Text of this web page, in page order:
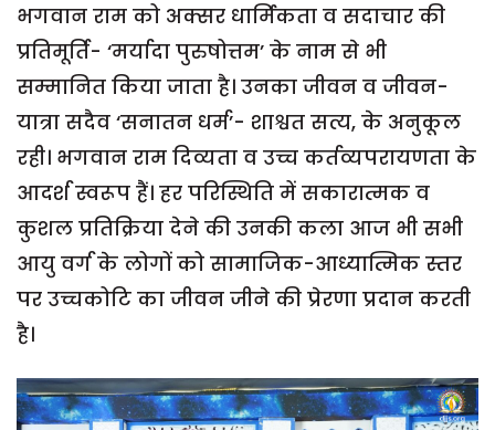
भगवान राम को अक्सर धार्मिकता व सदाचार की
प्रतिमूर्ति- ‘मर्यादा पुरुषोत्तम’ के नाम से भी
सम्मानित किया जाता है। उनका जीवन व जीवन-
यात्रा सदैव ‘सनातन धर्म’- शाश्वत सत्य, के अनुकूल
रही। भगवान राम दिव्यता व उच्च कर्तव्यपरायणता के
आदर्श स्वरूप हैं। हर परिस्थिति में सकारात्मक व
कुशल प्रतिक्रिया देने की उनकी कला आज भी सभी
आयु वर्ग के लोगों को सामाजिक-आध्यात्मिक स्तर
पर उच्चकोटि का जीवन जीने की प्रेरणा प्रदान करती
है।